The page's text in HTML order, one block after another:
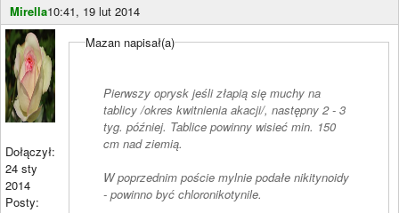
Mirella10:41, 19 lut 2014
Dołączył:
24 sty
2014
Posty:
Mazan napisał(a)
Pierwszy oprysk jeśli złapią się muchy na
tablicy /okres kwitnienia akacji/, następny 2 - 3
tyg. później. Tablice powinny wisieć min. 150
cm nad ziemią.
W poprzednim poście mylnie podałe nikitynoidy
- powinno być chloronikotynile.